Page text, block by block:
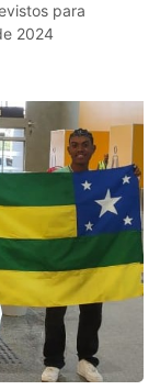
para
2024